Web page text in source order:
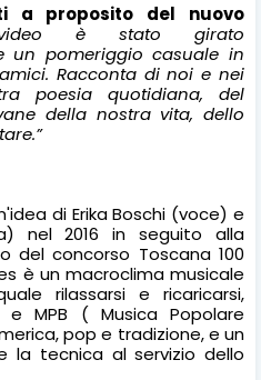
a proposito del nuovo
è stato girato
un pomeriggio casuale in
Racconta di noi e nei
poesia quotidiana, del
della nostra vita, dello
di Erika Boschi (voce) e
nel 2016 in seguito alla
del concorso Toscana 100
è un macroclima musicale
rilassarsi e ricaricarsi,
MPB ( Musica Popolare
pop e tradizione, e un
la tecnica al servizio dello